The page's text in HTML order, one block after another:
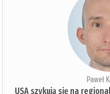
Paweł
USA szykują się na